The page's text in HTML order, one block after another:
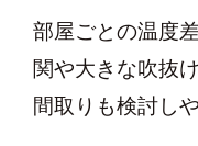
部屋ごとの温度
関や大きな吹抜
間取りも検討し